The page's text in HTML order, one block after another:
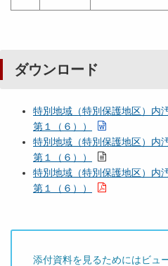
ダウンロード
特別地域（特別保護地区）内
第１（６））
特別地域（特別保護地区）内
第１（６））
特別地域（特別保護地区）内
第１（６））
添付資料を見るためにはビュ